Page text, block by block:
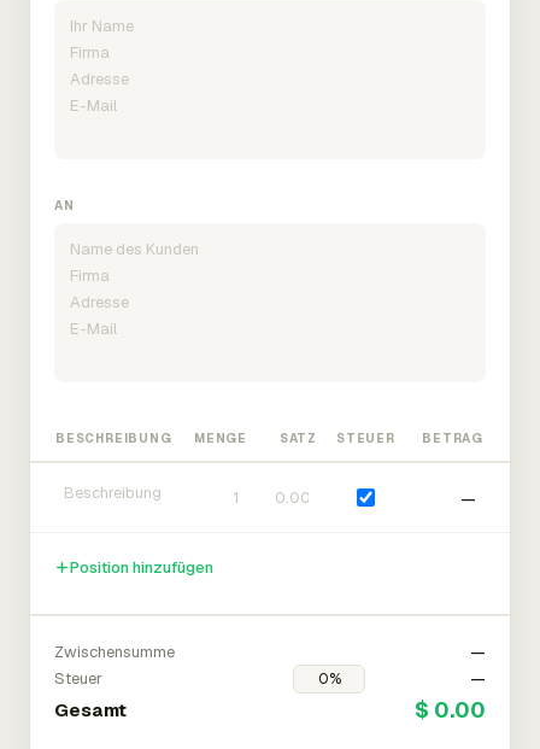
AN
BESCHREIBUNG MENGE SATZ STEUER BETRAG
—
Position hinzufügen
Zwischensumme
—
Steuer
—
Gesamt $ 0.00